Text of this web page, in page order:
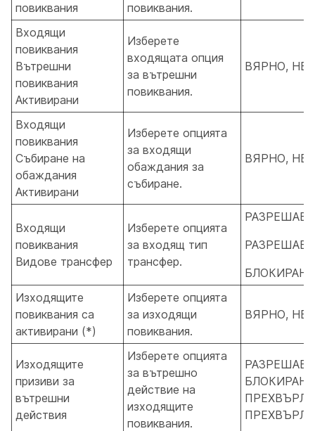
повиквания
повиквания.
Входящи
повиквания
Вътрешни
повиквания
Активирани
Изберете
входящата опция
за вътрешни
повиквания.
ВЯРНО,
Входящи
повиквания
Събиране на
обаждания
Активирани
Изберете опцията
за входящи
обаждания за
събиране.
ВЯРНО,
Входящи
повиквания
Видове трансфер
Изберете опцията
за входящ тип
трансфер.
Изходящите
повиквания са
активирани (*)
Изберете опцията
за изходящи
повиквания.
ВЯРНО,
Изходящите
призиви за
вътрешни
действия
Изберете опцията
за вътрешно
действие на
изходящите
повиквания.